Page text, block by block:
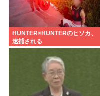
HUNTER×HUNTERのヒソカ、
逮捕される